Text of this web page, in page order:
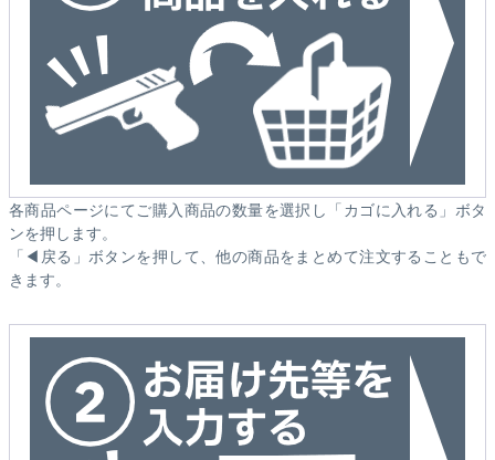
各商品ページにてご購入商品の数量を選択し「カゴに入れる」ボタ
ンを押します。
「◀戻る」ボタンを押して、他の商品をまとめて注文することもで
きます。